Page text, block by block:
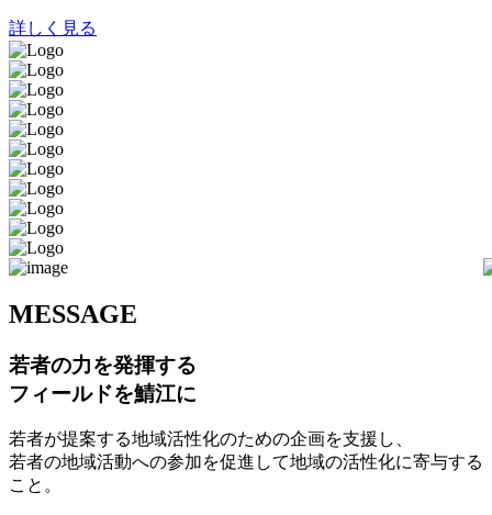
詳しく見る
MESSAGE
若者の力を発揮する
フィールドを鯖江に
若者が提案する地域活性化のための企画を支援し、
若者の地域活動への参加を促進して地域の活性化に寄与する
こと。